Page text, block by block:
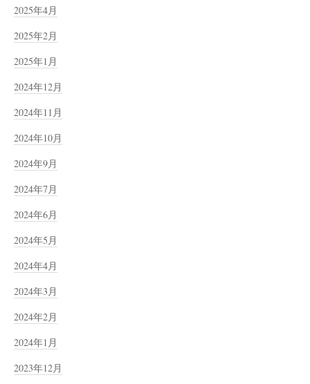
2025年4月
2025年2月
2025年1月
2024年12月
2024年11月
2024年10月
2024年9月
2024年7月
2024年6月
2024年5月
2024年4月
2024年3月
2024年2月
2024年1月
2023年12月